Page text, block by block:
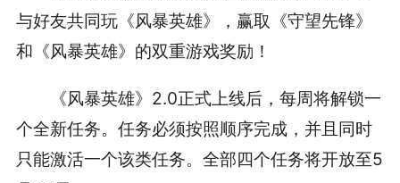
与好友共同玩《风暴英雄》，赢取《守望先锋》
和《风暴英雄》的双重游戏奖励！
《风暴英雄》2.0正式上线后，每周将解锁一
个全新任务。任务必须按照顺序完成，并且同时
只能激活一个该类任务。全部四个任务将开放至5